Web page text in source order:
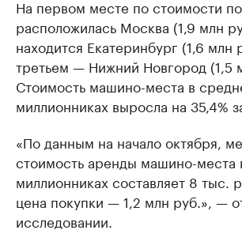
На первом месте по стоимости
расположилась Москва (1,9 млн
находится Екатеринбург (1,6 млн
третьем — Нижний Новгород (1,5
Стоимость машино-места в
миллионниках выросла на 35,4%
«По данным на начало октября,
стоимость аренды машино-места
миллионниках составляет 8 тыс.
цена покупки — 1,2 млн руб.», —
исследовании.